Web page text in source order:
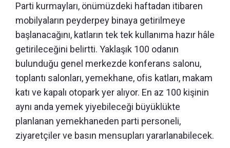
Parti kurmayları, önümüzdeki haftadan itibaren
mobilyaların peyderpey binaya getirilmeye
başlanacağını, katların tek tek kullanıma hazır hâle
getirileceğini belirtti. Yaklaşık 100 odanın
bulunduğu genel merkezde konferans salonu,
toplantı salonları, yemekhane, ofis katları, makam
katı ve kapalı otopark yer alıyor. En az 100 kişinin
aynı anda yemek yiyebileceği büyüklükte
planlanan yemekhaneden parti personeli,
ziyaretçiler ve basın mensupları yararlanabilecek.